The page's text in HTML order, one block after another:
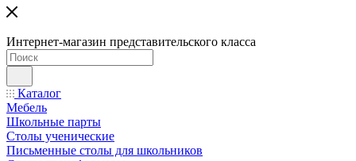
Интернет-магазин представительского класса
Каталог
Мебель
Школьные парты
Столы ученические
Письменные столы для школьников